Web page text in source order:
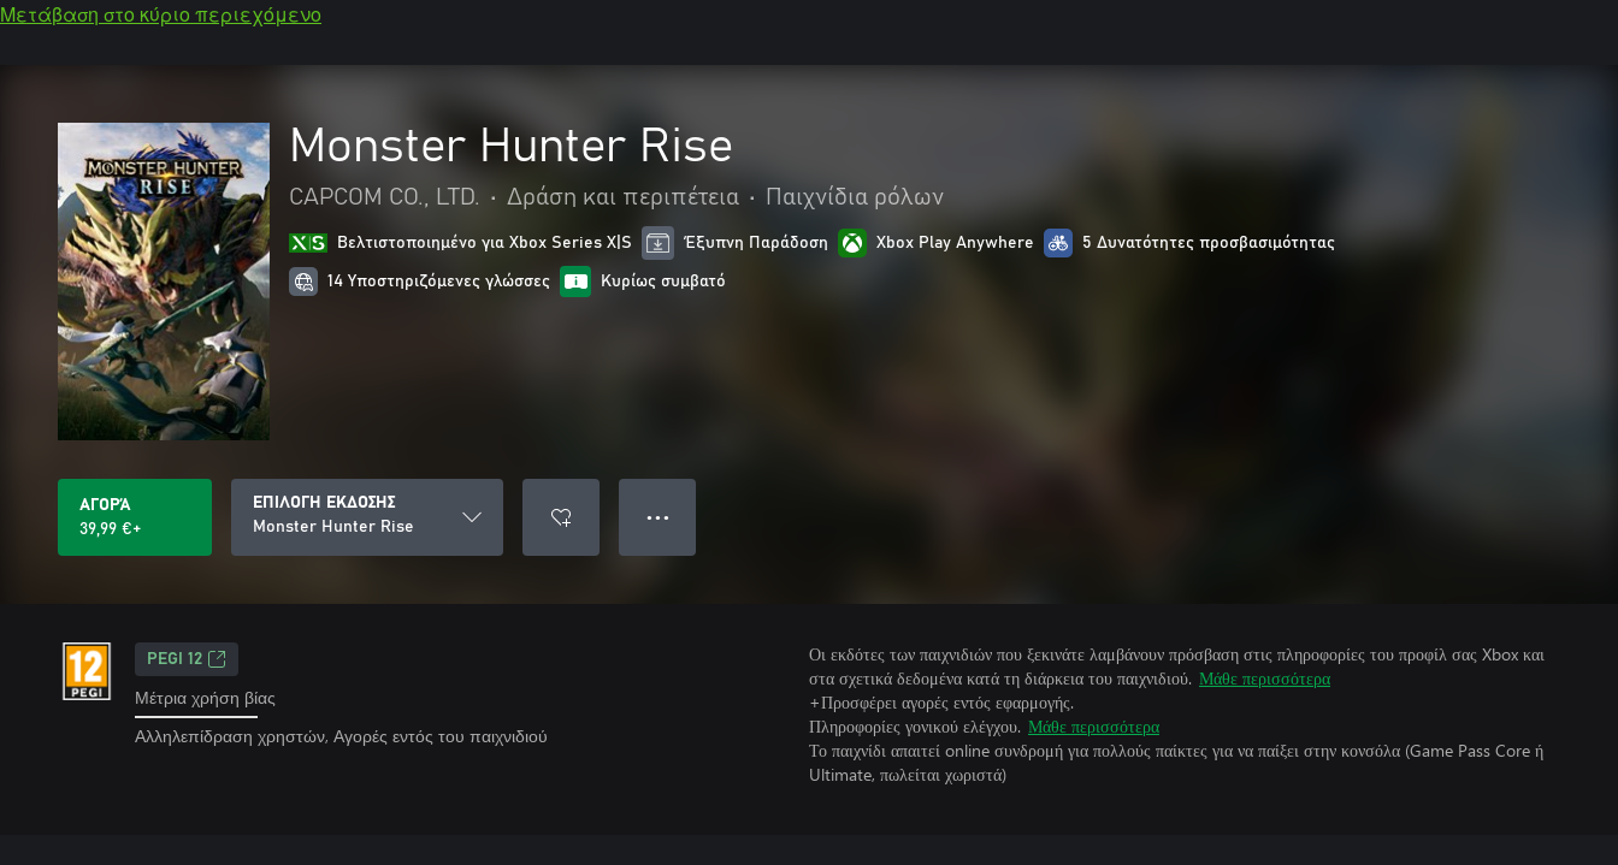
Μετάβαση στο κύριο περιεχόμενο
Monster Hunter Rise
CAPCOM CO., LTD. • Δράση και περιπέτεια • Παιχνίδια ρόλων
Βελτιστοποιημένο για Xbox Series X|S Έξυπνη Παράδοση Xbox Play Anywhere 5 Δυνατότητες προσβασιμότητας
14 Υποστηριζόμενες γλώσσες Κυρίως συμβατό
ΑΓΟΡΆ
39,99 €+
ΕΠΙΛΟΓΗ ΕΚΔΟΣΗΣ
Monster Hunter Rise
● ● ●
PEGI 12
Μέτρια χρήση βίας
Αλληλεπίδραση χρηστών, Αγορές εντός του παιχνιδιού
Οι εκδότες των παιχνιδιών που ξεκινάτε λαμβάνουν πρόσβαση στις πληροφορίες του προφίλ σας Xbox και
στα σχετικά δεδομένα κατά τη διάρκεια του παιχνιδιού. Μάθε περισσότερα
+Προσφέρει αγορές εντός εφαρμογής.
Πληροφορίες γονικού ελέγχου. Μάθε περισσότερα
Το παιχνίδι απαιτεί online συνδρομή για πολλούς παίκτες για να παίξει στην κονσόλα (Game Pass Core ή
Ultimate, πωλείται χωριστά)